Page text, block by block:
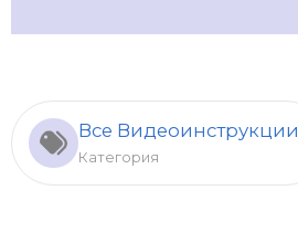
Все Видеоинструкции
Категория